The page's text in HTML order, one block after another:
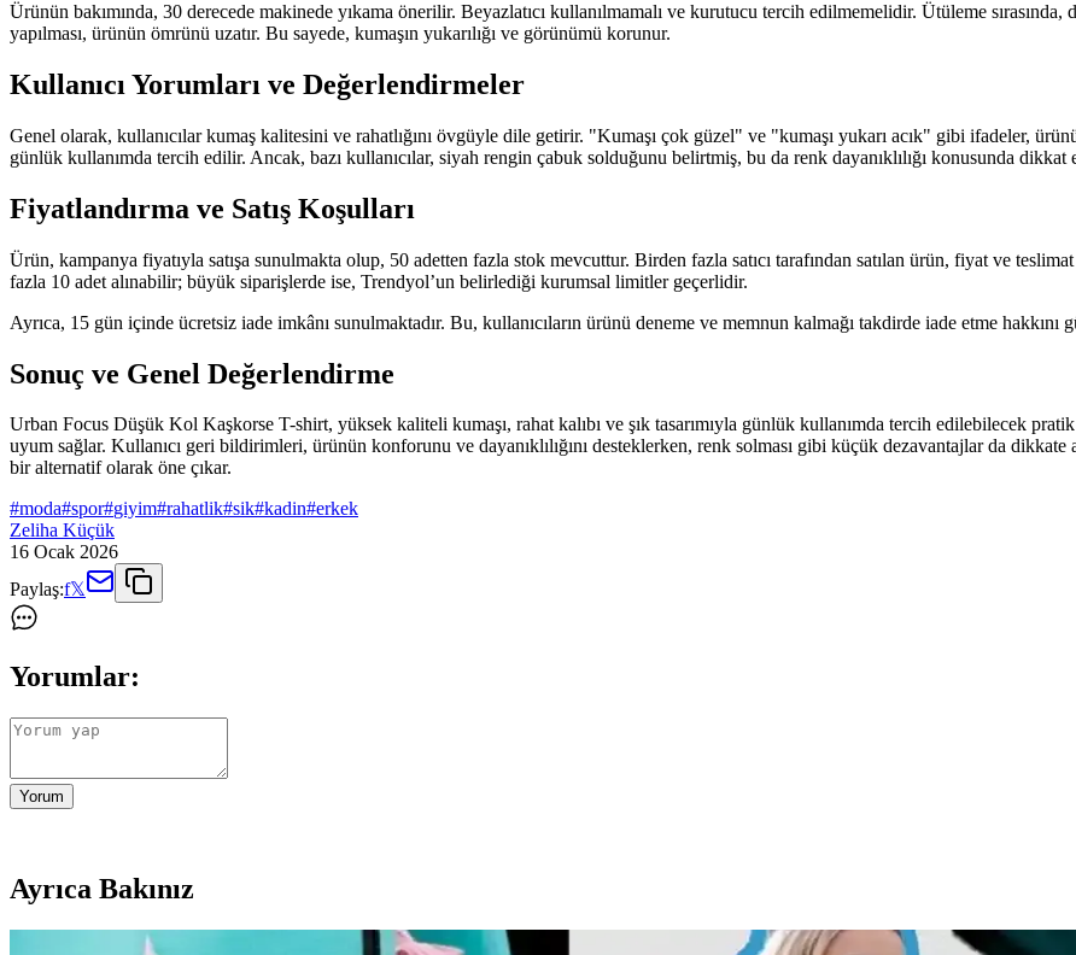
Ürünün bakımında, 30 derecede makinede yıkama önerilir. Beyazlatıcı kullanılmamalı ve kurutucu tercih edilmemelidir. Ütüleme sırasında,
yapılması, ürünün ömrünü uzatır. Bu sayede, kumaşın yukarılığı ve görünümü korunur.
Kullanıcı Yorumları ve Değerlendirmeler
Genel olarak, kullanıcılar kumaş kalitesini ve rahatlığını övgüyle dile getirir. "Kumaşı çok güzel" ve "kumaşı yukarı acık" gibi ifadeler,
günlük kullanımda tercih edilir. Ancak, bazı kullanıcılar, siyah rengin çabuk solduğunu belirtmiş, bu da renk dayanıklılığı konusunda
Fiyatlandırma ve Satış Koşulları
Ürün, kampanya fiyatıyla satışa sunulmakta olup, 50 adetten fazla stok mevcuttur. Birden fazla satıcı tarafından satılan ürün, fiyat ve
fazla 10 adet alınabilir; büyük siparişlerde ise, Trendyol’un belirlediği kurumsal limitler geçerlidir.
Ayrıca, 15 gün içinde ücretsiz iade imkânı sunulmaktadır. Bu, kullanıcıların ürünü deneme ve memnun kalmağı takdirde iade etme hakkını
Sonuç ve Genel Değerlendirme
Urban Focus Düşük Kol Kaşkorse T-shirt, yüksek kaliteli kumaşı, rahat kalıbı ve şık tasarımıyla günlük kullanımda tercih edilebilecek
uyum sağlar. Kullanıcı geri bildirimleri, ürünün konforunu ve dayanıklılığını desteklerken, renk solması gibi küçük dezavantajlar da dikkate
bir alternatif olarak öne çıkar.
#moda#spor#giyim#rahatlik#sik#kadin#erkek
Zeliha Küçük
16 Ocak 2026
Paylaş:f𝕏
Yorumlar:
Yorum
Ayrıca Bakınız